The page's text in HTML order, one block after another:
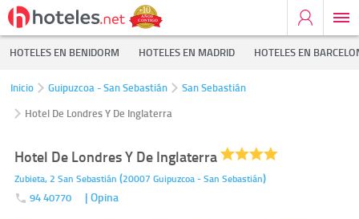
HOTELES EN BENIDORM HOTELES EN MADRID HOTELES EN
Inicio Guipuzcoa - San Sebastián
San Sebastián
Hotel De Londres Y De Inglaterra
Hotel De Londres Y De Inglaterra
Zubieta, 2 San Sebastián (20007 Guipuzcoa - San Sebastián)
94 40770 | Opina